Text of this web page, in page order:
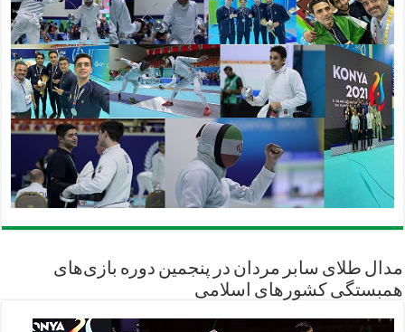
مدال طلای سابر مردان در پنجمین دوره بازی‌های
همبستگی کشورهای اسلامی